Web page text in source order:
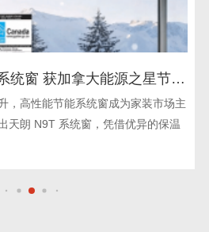
统窗 获加拿大能源之星节能
，高性能节能系统窗成为家装市场主
天朗 N9T 系统窗，凭借优异的保温